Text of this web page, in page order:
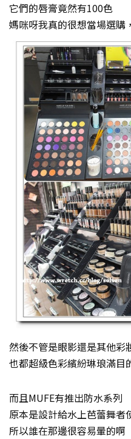
它們的唇膏竟然有100色
媽咪呀我真的很想當場選購
然後不管是眼影還是其他彩
也都超級色彩繽紛琳琅滿目
而且MUFE有推出防水系列
原本是設計給水上芭蕾舞者
所以誰在那邊很容易暈的啊